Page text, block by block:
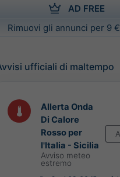
AD FREE
Rimuovi gli annunci per 9
ufficiali di maltempo
Allerta Onda
Di Calore
Rosso per
l'Italia - Sicilia
Avviso meteo
estremo